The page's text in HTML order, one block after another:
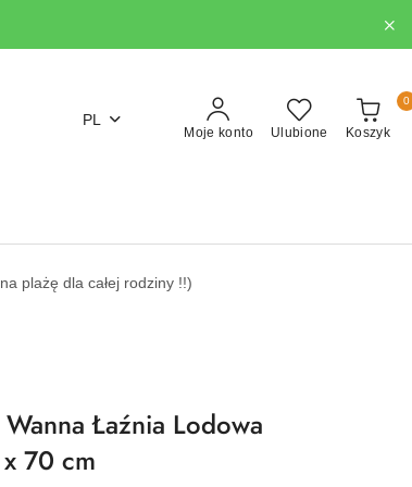
PL
Moje konto Ulubione Koszyk
0
plażę dla całej rodziny !!)
Łaźnia Lodowa
x 70 cm